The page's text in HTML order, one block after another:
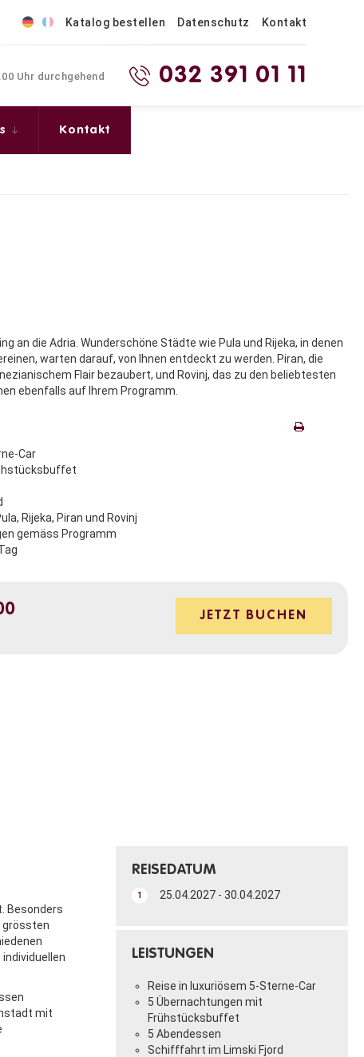
Katalog bestellen Datenschutz Kontakt
Uhr durchgehend 032 391 01 11
Kontakt
an die Adria. Wunderschöne Städte wie Pula und Rijeka, in denen
warten darauf, von Ihnen entdeckt zu werden. Piran, die
Flair bezaubert, und Rovinj, das zu den beliebtesten
ebenfalls auf Ihrem Programm.
Car
Rijeka, Piran und Rovinj
gemäss Programm
JETZT BUCHEN
Besonders
grössten
mit
REISEDATUM
1 25.04.2027 - 30.04.2027
LEISTUNGEN
Reise in luxuriösem 5-Sterne-Car
5 Übernachtungen mit
Frühstücksbuffet
5 Abendessen
Schifffahrt im Limski Fjord